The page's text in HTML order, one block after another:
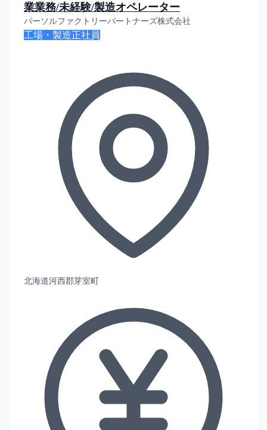
業業務/未経験/製造オペレーター
パーソルファクトリーパートナーズ株式会社
工場・製造正社員
北海道河西郡芽室町